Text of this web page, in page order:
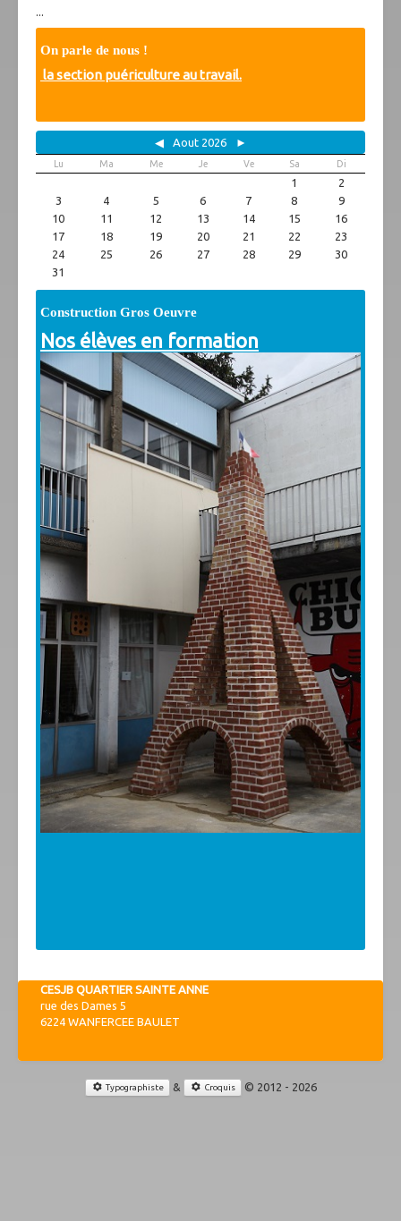
On parle de nous
Vidéos
Photos
Archives
Projet citoyen
Partenaires
Association des parents
Liens utiles
Téléchargements
On parle de nous !
la section puériculture au travail.
◀ Aout 2026 ►
Lu Ma Me Je Ve Sa Di
1
2
3
4 5 6 7 8
9
10
11 12 13 14 15
16
17
18 19 20 21 22
23
24
25 26 27 28 29
30
31
Construction Gros Oeuvre
Nos élèves en formation
CESJB QUARTIER SAINTE ANNE
rue des Dames 5
6224 WANFERCEE BAULET
Typographiste & Croquis © 2012 - 2026